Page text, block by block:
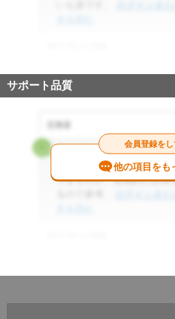
サポート品質
今のところ、サポートにお
りませんが、定期的にお得
他の項目をも
会員登録をし